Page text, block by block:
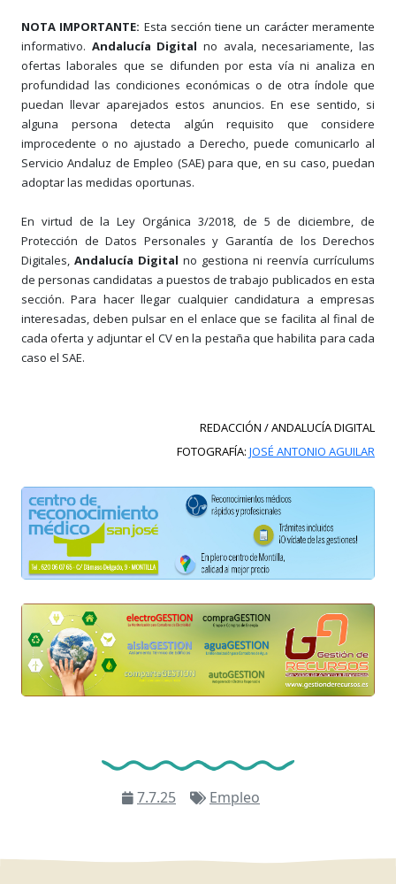
NOTA IMPORTANTE: Esta sección tiene un carácter meramente
informativo. Andalucía Digital no avala, necesariamente, las
ofertas laborales que se difunden por esta vía ni analiza en
profundidad las condiciones económicas o de otra índole que
puedan llevar aparejados estos anuncios. En ese sentido, si
alguna persona detecta algún requisito que considere
improcedente o no ajustado a Derecho, puede comunicarlo al
Servicio Andaluz de Empleo (SAE) para que, en su caso, puedan
adoptar las medidas oportunas.
En virtud de la Ley Orgánica 3/2018, de 5 de diciembre, de
Protección de Datos Personales y Garantía de los Derechos
Digitales, Andalucía Digital no gestiona ni reenvía currículums
de personas candidatas a puestos de trabajo publicados en esta
sección. Para hacer llegar cualquier candidatura a empresas
interesadas, deben pulsar en el enlace que se facilita al final de
cada oferta y adjuntar el CV en la pestaña que habilita para cada
caso el SAE.
REDACCIÓN / ANDALUCÍA DIGITAL
FOTOGRAFÍA: JOSÉ ANTONIO AGUILAR
7.7.25 Empleo